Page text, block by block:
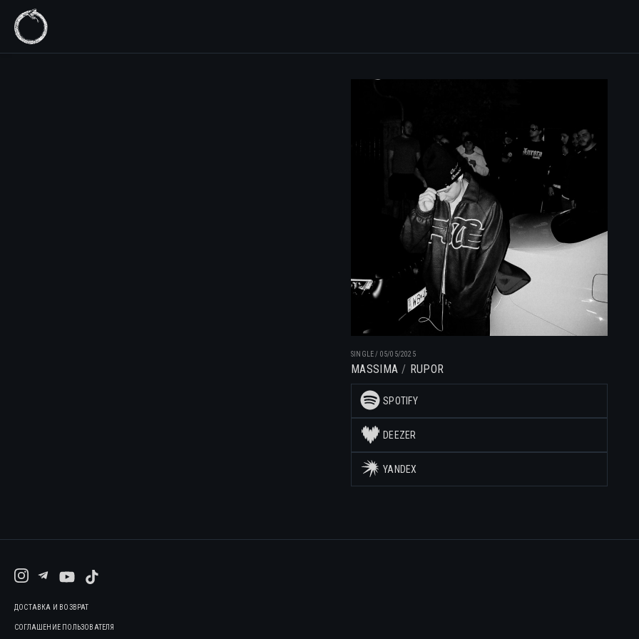
SINGLE/ 05/05/2025
MASSIMA RUPOR
SPOTIFY
DEEZER
YANDEX
ДОСТАВКА И ВОЗВРАТ
СОГЛАШЕНИЕ ПОЛЬЗОВАТЕЛЯ